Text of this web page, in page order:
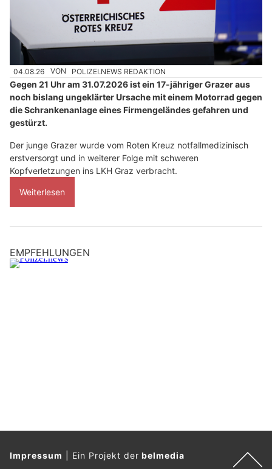
04.08.26 VON POLIZEI.NEWS REDAKTION
Gegen 21 Uhr am 31.07.2026 ist ein 17-jähriger Grazer aus
noch bislang ungeklärter Ursache mit einem Motorrad gegen
die Schrankenanlage eines Firmengeländes gefahren und
gestürzt.
Der junge Grazer wurde vom Roten Kreuz notfallmedizinisch
erstversorgt und in weiterer Folge mit schweren
Kopfverletzungen ins LKH Graz verbracht.
Weiterlesen
EMPFEHLUNGEN
Impressum Ein Projekt derbelmedia